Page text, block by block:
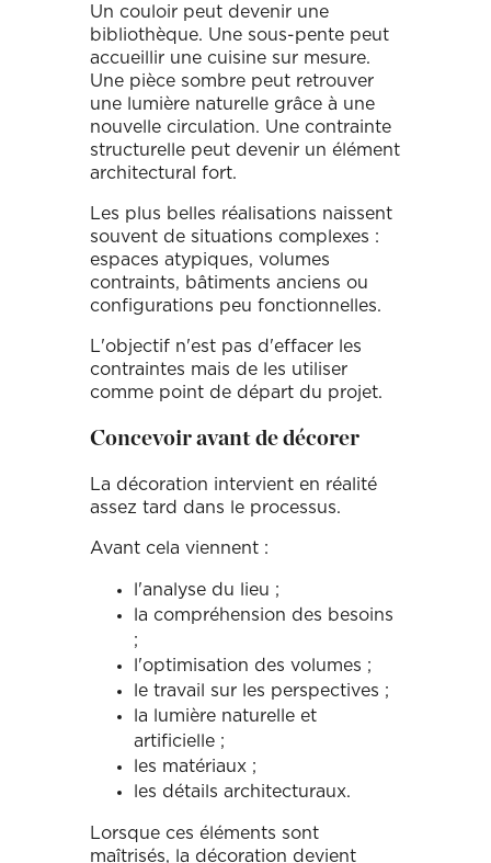
Un couloir peut devenir une
bibliothèque. Une sous-pente peut
accueillir une cuisine sur mesure.
Une pièce sombre peut retrouver
une lumière naturelle grâce à une
nouvelle circulation. Une contrainte
structurelle peut devenir un élément
architectural fort.
Les plus belles réalisations naissent
souvent de situations complexes :
espaces atypiques, volumes
contraints, bâtiments anciens ou
configurations peu fonctionnelles.
L'objectif n'est pas d'effacer les
contraintes mais de les utiliser
comme point de départ du projet.
Concevoir avant de décorer
La décoration intervient en réalité
assez tard dans le processus.
Avant cela viennent :
l'analyse du lieu ;
la compréhension des besoins
;
l'optimisation des volumes ;
le travail sur les perspectives ;
la lumière naturelle et
artificielle ;
les matériaux ;
les détails architecturaux.
Lorsque ces éléments sont
maîtrisés, la décoration devient